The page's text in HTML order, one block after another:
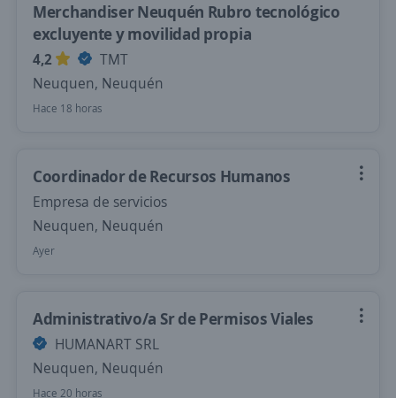
Merchandiser Neuquén Rubro tecnológico
excluyente y movilidad propia
4,2
TMT
Neuquen, Neuquén
Hace 18 horas
Coordinador de Recursos Humanos
Empresa de servicios
Neuquen, Neuquén
Ayer
Administrativo/a Sr de Permisos Viales
HUMANART SRL
Neuquen, Neuquén
Hace 20 horas